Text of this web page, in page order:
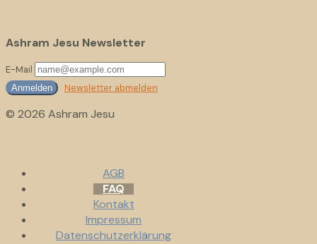
Ashram Jesu Newsletter
E-Mail
Anmelden Newsletter abmelden
© 2026 Ashram Jesu
AGB
FAQ
Kontakt
Impressum
Datenschutzerklärung